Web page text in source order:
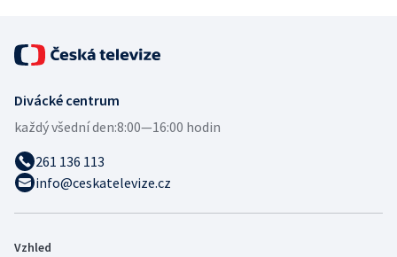
Divácké centrum
každý všední den:8:00—16:00 hodin
261 136 113
info@ceskatelevize.cz
Vzhled